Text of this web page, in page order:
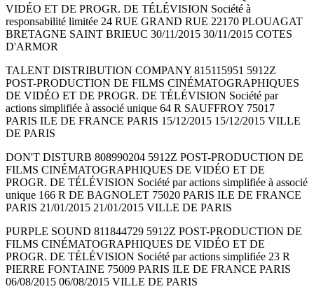
VIDÉO ET DE PROGR. DE TÉLÉVISION Société à
responsabilité limitée 24 RUE GRAND RUE 22170 PLOUAGAT
BRETAGNE SAINT BRIEUC 30/11/2015 30/11/2015 COTES
D'ARMOR
TALENT DISTRIBUTION COMPANY 815115951 5912Z
POST-PRODUCTION DE FILMS CINÉMATOGRAPHIQUES
DE VIDÉO ET DE PROGR. DE TÉLÉVISION Société par
actions simplifiée à associé unique 64 R SAUFFROY 75017
PARIS ILE DE FRANCE PARIS 15/12/2015 15/12/2015 VILLE
DE PARIS
DON'T DISTURB 808990204 5912Z POST-PRODUCTION DE
FILMS CINÉMATOGRAPHIQUES DE VIDÉO ET DE
PROGR. DE TÉLÉVISION Société par actions simplifiée à associé
unique 166 R DE BAGNOLET 75020 PARIS ILE DE FRANCE
PARIS 21/01/2015 21/01/2015 VILLE DE PARIS
PURPLE SOUND 811844729 5912Z POST-PRODUCTION DE
FILMS CINÉMATOGRAPHIQUES DE VIDÉO ET DE
PROGR. DE TÉLÉVISION Société par actions simplifiée 23 R
PIERRE FONTAINE 75009 PARIS ILE DE FRANCE PARIS
06/08/2015 06/08/2015 VILLE DE PARIS